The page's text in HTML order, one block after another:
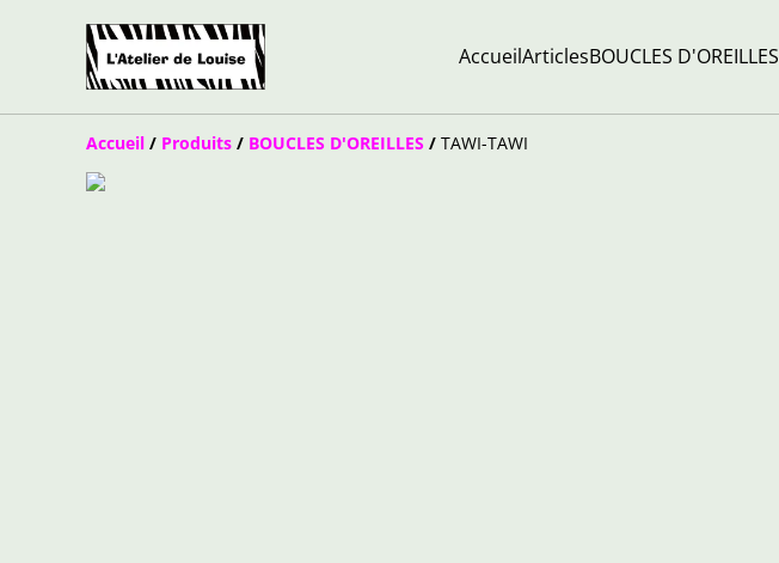
AccueilArticlesBOUCLES D'OREILLES
Accueil / Produits / BOUCLES D'OREILLES / TAWI-TAWI